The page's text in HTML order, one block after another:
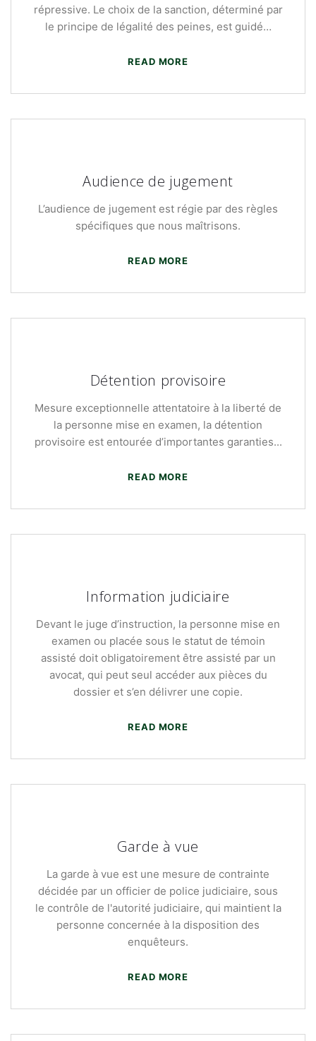
répressive. Le choix de la sanction, déterminé par
le principe de légalité des peines, est guidé…
READ MORE
Audience de jugement
L’audience de jugement est régie par des règles
spécifiques que nous maîtrisons.
READ MORE
Détention provisoire
Mesure exceptionnelle attentatoire à la liberté de
la personne mise en examen, la détention
provisoire est entourée d’importantes garanties...
READ MORE
Information judiciaire
Devant le juge d’instruction, la personne mise en
examen ou placée sous le statut de témoin
assisté doit obligatoirement être assisté par un
avocat, qui peut seul accéder aux pièces du
dossier et s’en délivrer une copie.
READ MORE
Garde à vue
La garde à vue est une mesure de contrainte
décidée par un officier de police judiciaire, sous
le contrôle de l'autorité judiciaire, qui maintient la
personne concernée à la disposition des
enquêteurs.
READ MORE